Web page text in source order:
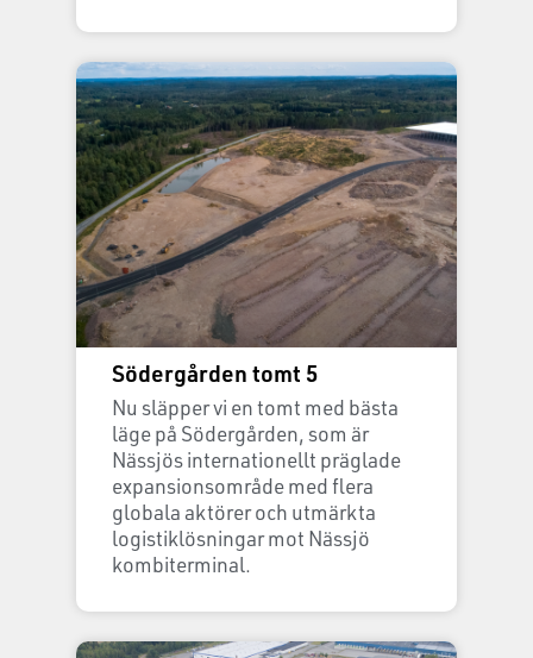
Södergården tomt 5
Nu släpper vi en tomt med bästa
läge på Södergården, som är
Nässjös internationellt präglade
expansionsområde med flera
globala aktörer och utmärkta
logistiklösningar mot Nässjö
kombiterminal.